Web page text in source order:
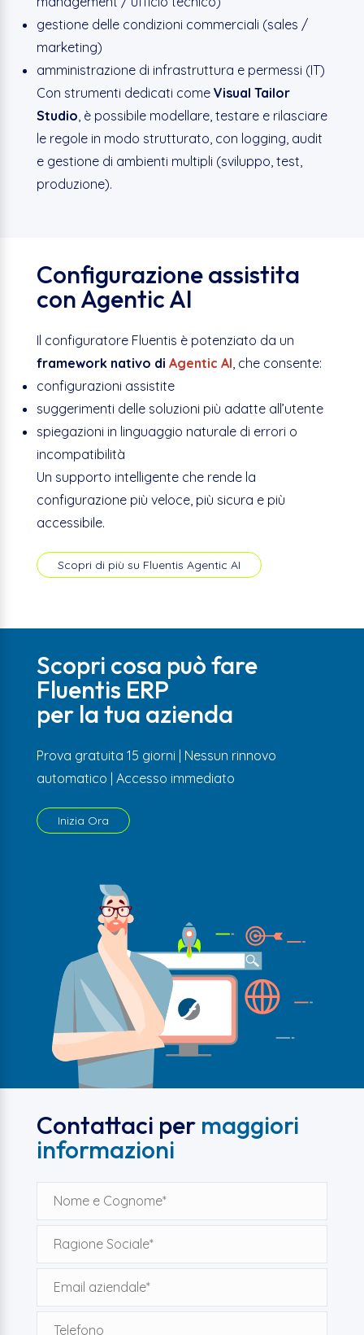
gestione delle condizioni commerciali (sales /
marketing)
amministrazione di infrastruttura e permessi (IT)
Con strumenti dedicati come Visual Tailor
Studio , è possibile modellare, testare e rilasciare
le regole in modo strutturato, con logging, audit
e gestione di ambienti multipli (sviluppo, test,
produzione).
Configurazione assistita
con Agentic AI
Il configuratore Fluentis è potenziato da un
framework nativo di Agentic AI , che consente:
configurazioni assistite
suggerimenti delle soluzioni più adatte all’utente
spiegazioni in linguaggio naturale di errori o
incompatibilità
Un supporto intelligente che rende la
configurazione più veloce, più sicura e più
accessibile.
Scopri di più su Fluentis Agentic AI
Scopri cosa può fare
Fluentis ERP
per la tua azienda
Prova gratuita 15 giorni | Nessun rinnovo
automatico | Accesso immediato
Inizia Ora
Contattaci per maggiori
informazioni